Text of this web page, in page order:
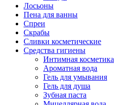
Лосьоны
Пена для ванны
Спреи
Скрабы
Сливки косметические
Средства гигиены
Интимная косметика
Ароматная вода
Гель для умывания
Гель для душа
Зубная паста